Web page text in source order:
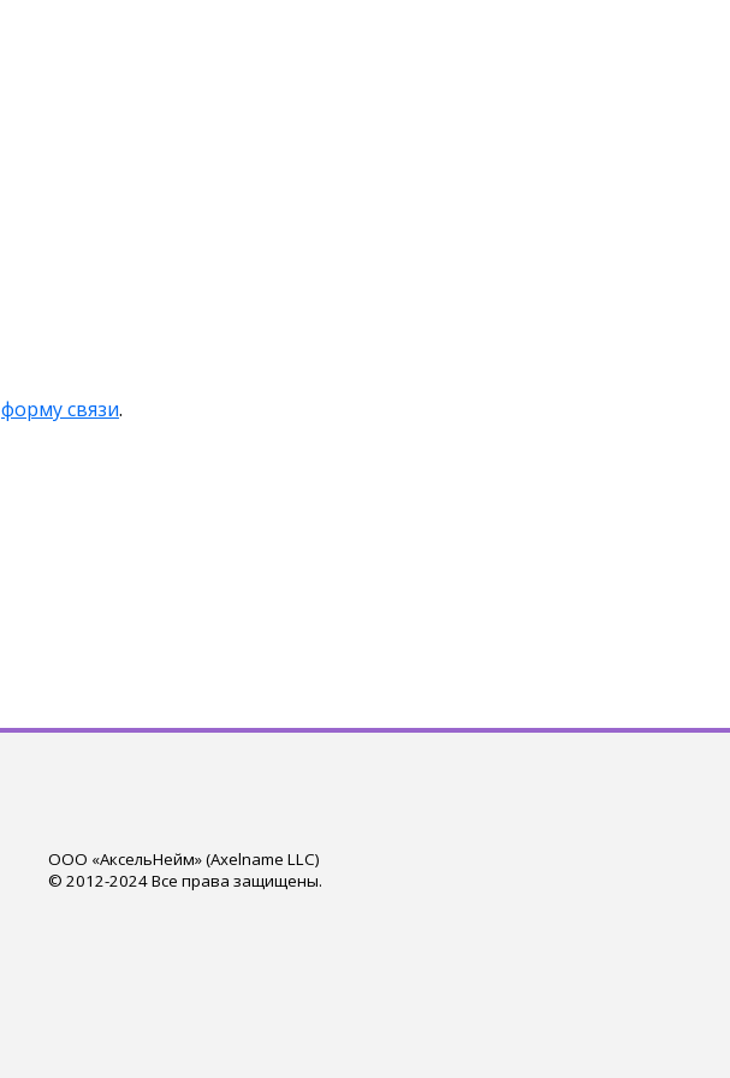
форму связи.
ООО «АксельНейм» (Axelname LLC)
© 2012-2024 Все права защищены.